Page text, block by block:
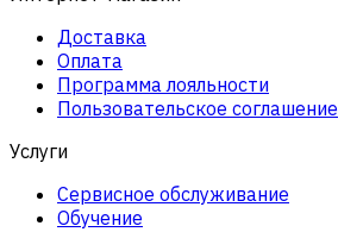
Доставка
Оплата
Программа лояльности
Пользовательское соглашение
Услуги
Сервисное обслуживание
Обучение